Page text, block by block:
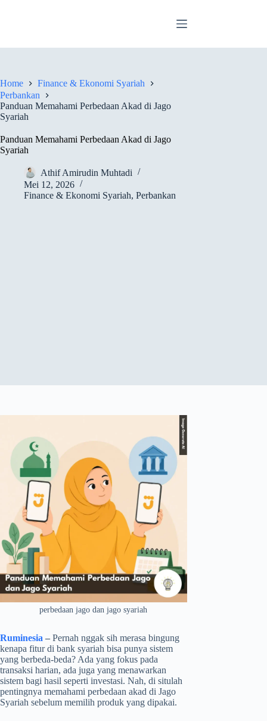
Home
Finance & Ekonomi Syariah
Perbankan
Panduan Memahami Perbedaan Akad di Jago
Syariah
Panduan Memahami Perbedaan Akad di Jago
Syariah
Athif Amirudin Muhtadi
Mei 12, 2026
Finance & Ekonomi Syariah, Perbankan
perbedaan jago dan jago syariah
Ruminesia – Pernah nggak sih merasa bingung
kenapa fitur di bank syariah bisa punya sistem
yang berbeda-beda? Ada yang fokus pada
transaksi harian, ada juga yang menawarkan
sistem bagi hasil seperti investasi. Nah, di situlah
pentingnya memahami perbedaan akad di Jago
Syariah sebelum memilih produk yang dipakai.